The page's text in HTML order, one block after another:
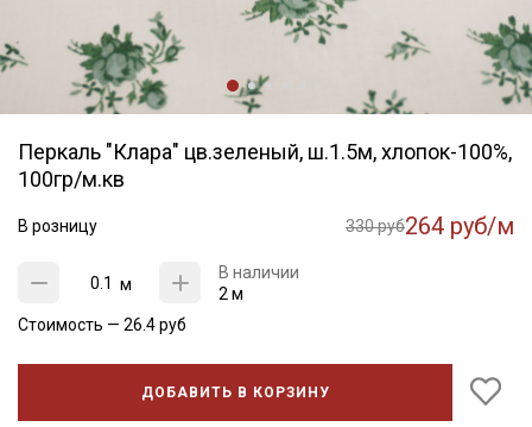
Перкаль "Клара" цв.зеленый, ш.1.5м, хлопок-100%,
100гр/м.кв
В розницу 330 руб264 руб/м
м
В наличии
2 м
Стоимость — 26.4руб
ДОБАВИТЬ В КОРЗИНУ